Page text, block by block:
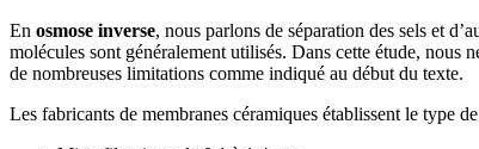
En osmose inverse, nous parlons de séparation des sels et
molécules sont généralement utilisés. Dans cette étude, nous
de nombreuses limitations comme indiqué au début du texte.
Les fabricants de membranes céramiques établissent le type